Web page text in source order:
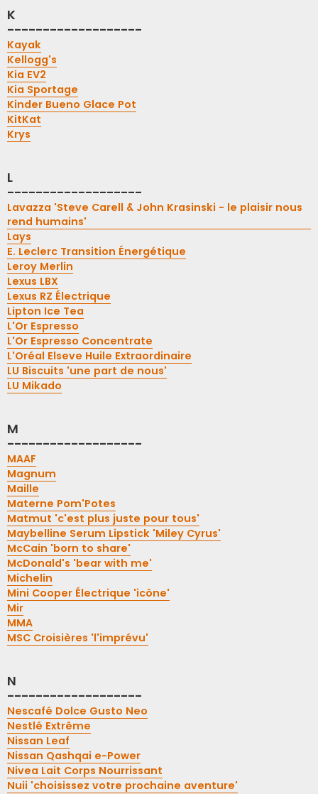
K
-------------------
Kayak
Kellogg's
Kia EV2
Kia Sportage
Kinder Bueno Glace Pot
KitKat
Krys
L
-------------------
Lavazza 'Steve Carell & John Krasinski - le plaisir nous
rend humains'
Lays
E. Leclerc Transition Énergétique
Leroy Merlin
Lexus LBX
Lexus RZ Électrique
Lipton Ice Tea
L'Or Espresso
L'Or Espresso Concentrate
L'Oréal Elseve Huile Extraordinaire
LU Biscuits 'une part de nous'
LU Mikado
M
-------------------
MAAF
Magnum
Maille
Materne Pom'Potes
Matmut 'c'est plus juste pour tous'
Maybelline Serum Lipstick 'Miley Cyrus'
McCain 'born to share'
McDonald's 'bear with me'
Michelin
Mini Cooper Électrique 'icône'
Mir
MMA
MSC Croisières 'l'imprévu'
N
-------------------
Nescafé Dolce Gusto Neo
Nestlé Extrême
Nissan Leaf
Nissan Qashqai e-Power
Nivea Lait Corps Nourrissant
Nuii 'choisissez votre prochaine aventure'